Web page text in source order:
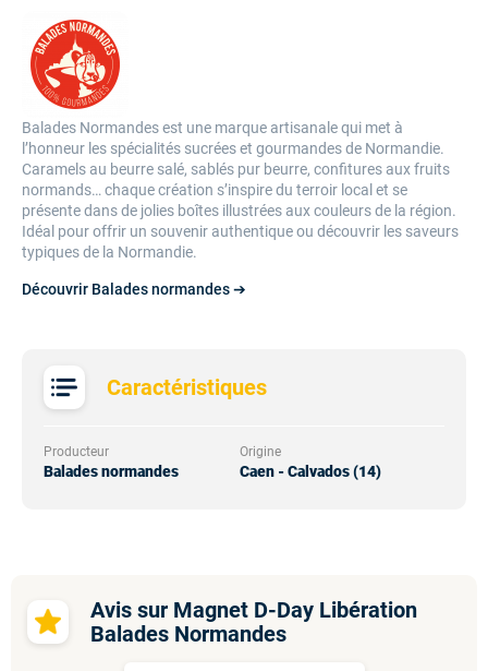
Caractéristiques
Producteur
Balades normandes
Origine
Caen - Calvados (14)
Balades Normandes est une marque artisanale qui met à
l’honneur les spécialités sucrées et gourmandes de Normandie.
Caramels au beurre salé, sablés pur beurre, confitures aux fruits
normands… chaque création s’inspire du terroir local et se
présente dans de jolies boîtes illustrées aux couleurs de la région.
Idéal pour offrir un souvenir authentique ou découvrir les saveurs
typiques de la Normandie.
Découvrir Balades normandes ➔
Avis sur Magnet D-Day Libération
Balades Normandes